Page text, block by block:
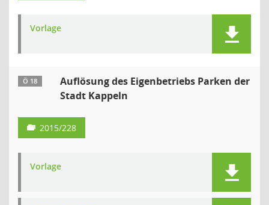
Vorlage
Ö 18
Auflösung des Eigenbetriebs Parken der
Stadt Kappeln
2015/228
Vorlage